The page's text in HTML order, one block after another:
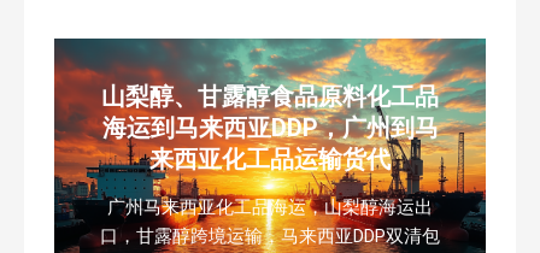
山梨醇、甘露醇食品原料化工品
海运到马来西亚DDP，广州到马
来西亚化工品运输货代
广州马来西亚化工品海运，山梨醇海运出
口，甘露醇跨境运输，马来西亚DDP双清包